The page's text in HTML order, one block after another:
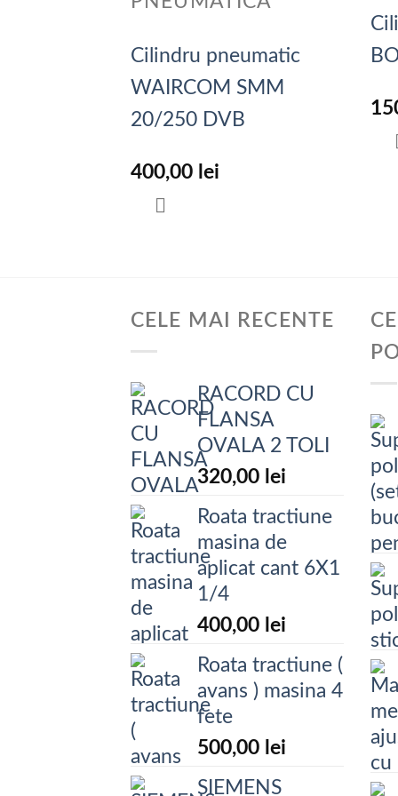
Cilindru pneumatic
WAIRCOM SMM
20/250 DVB
400,00 lei
CELE MAI RECENTE
RACORD CU
FLANSA
OVALA 2 TOLI
320,00 lei
Roata tractiune
masina de
aplicat cant 6X1
1/4
400,00 lei
Roata tractiune (
avans ) masina 4
fete
500,00 lei
SIEMENS